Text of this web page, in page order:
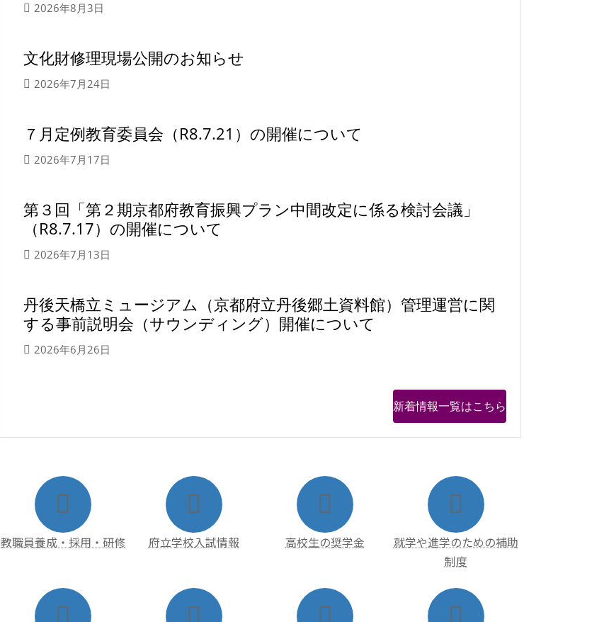
2026年8月3日
文化財修理現場公開のお知らせ
2026年7月24日
７月定例教育委員会（R8.7.21）の開催について
2026年7月17日
第３回「第２期京都府教育振興プラン中間改定に係る検討会議」
（R8.7.17）の開催について
2026年7月13日
丹後天橋立ミュージアム（京都府立丹後郷土資料館）管理運営に関
する事前説明会（サウンディング）開催について
2026年6月26日
新着情報一覧はこちら
ア
イ
コ
ン
リ
ン
ク
教職員養成・採用・研修
ア
イ
コ
ン
リ
ン
ク
府立学校入試情報
ア
イ
コ
ン
リ
ン
ク
高校生の奨学金
ア
イ
コ
ン
リ
ン
ク
就学や進学のための補助
制度
ア
イ
コ
ア
イ
コ
ア
イ
コ
ア
イ
コ